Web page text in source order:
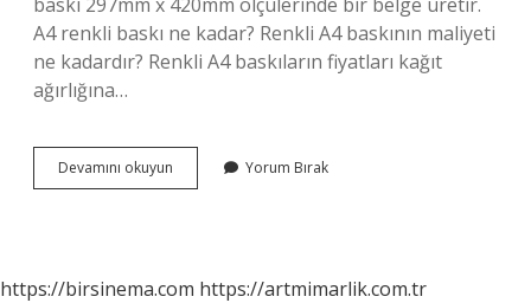
A4 renkli baskı ne kadar? Renkli A4 baskının maliyeti
ne kadardır? Renkli A4 baskıların fiyatları kağıt
ağırlığına…
Devamını okuyun
Baskı
Yorum Bırak
https://birsinema.com https://artmimarlik.com.tr